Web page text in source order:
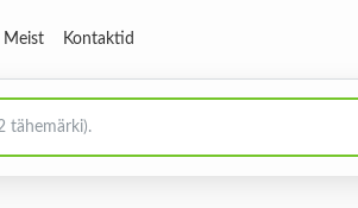
Meist Kontaktid